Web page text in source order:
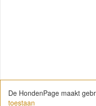
De HondenPage maakt
toestaan